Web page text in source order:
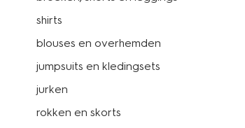
shirts
blouses en overhemden
jumpsuits en kledingsets
jurken
rokken en skorts